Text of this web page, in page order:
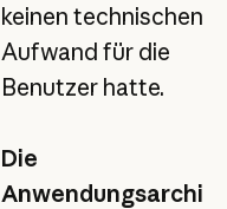
keinen technischen
Aufwand für die
Benutzer hatte.
Die
Anwendungsarchi